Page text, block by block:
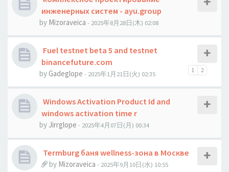
инженерных систем - ayu.group
by Mizoraveica - 2025年8月28日(木) 02:08
Fuel testnet beta 5 and testnet
binancefuture.com
1 2
byGadeglope - 2025年1月21日(火) 02:35
Windows Activation Product Id and
windows activation time r
by Jirrglope - 2025年4月07日(月) 00:34
Termburg баня wellness-зона в Москве
by Mizoraveica - 2025年9月10日(水) 10:55